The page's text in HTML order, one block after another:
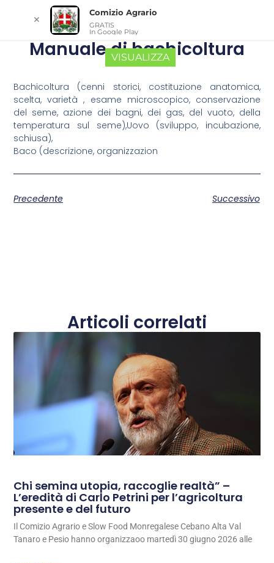
Manuale di bachicoltura
Bachicoltura (cenni storici, costituzione anatomica,
scelta, varietà , esame microscopico, conservazione
del seme, azione dei bagni, dei gas, del vuoto, della
temperatura sul seme),Uovo (sviluppo, incubazione,
schiusa),
Baco (descrizione, organizzazion
Precedente Successivo
Articoli correlati
Chi semina utopia, raccoglie realtà” –
L’eredità di Carlo Petrini per l’agricoltura
presente e del futuro
Il Comizio Agrario e Slow Food Monregalese Cebano Alta Val
Tanaro e Pesio hanno organizzaoo martedì 30 giugno 2026 alle
✕
Comizio Agrario
GRATIS
In Google Play
VISUALIZZA